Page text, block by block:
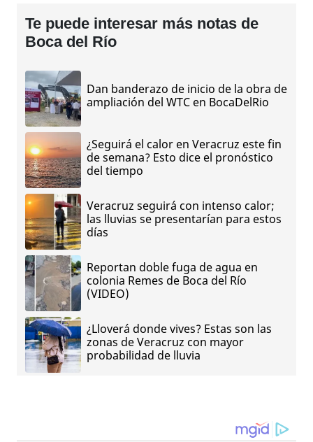
Te puede interesar más notas de
Boca del Río
Dan banderazo de inicio de la obra de
ampliación del WTC en BocaDelRio
¿Seguirá el calor en Veracruz este fin
de semana? Esto dice el pronóstico
del tiempo
Veracruz seguirá con intenso calor;
las lluvias se presentarían para estos
días
Reportan doble fuga de agua en
colonia Remes de Boca del Río
(VIDEO)
¿Lloverá donde vives? Estas son las
zonas de Veracruz con mayor
probabilidad de lluvia